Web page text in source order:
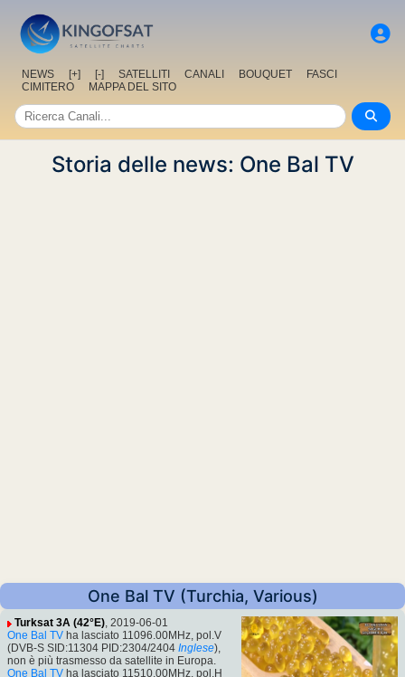
NEWS [+] [-] SATELLITI CANALI BOUQUET
FASCI
CIMITERO
MAPPA DEL SITO
Storia delle news: One Bal TV
One Bal TV (Turchia, Various)
Turksat 3A (42°E), 2019-06-01
One Bal TV ha lasciato 11096.00MHz, pol.V
(DVB-S SID:11304 PID:2304/2404 Inglese),
non è più trasmesso da satellite in Europa.
One Bal TV ha lasciato 11510.00MHz, pol.H